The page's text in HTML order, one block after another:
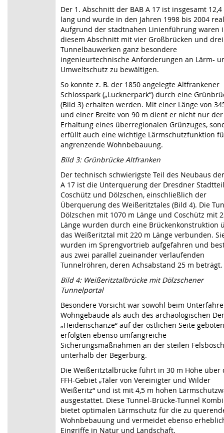
Der 1. Abschnitt der BAB A 17 ist insgesamt 12,4
lang und wurde in den Jahren 1998 bis 2004
Aufgrund der stadtnahen Linienführung waren
diesem Abschnitt mit vier Großbrücken und drei
Tunnelbauwerken ganz besondere
ingenieurtechnische Anforderungen an Lärm-
Umweltschutz zu bewältigen.
So konnte z. B. der 1850 angelegte Altfrankener
Schlosspark („Lucknerpark“) durch eine
(Bild 3) erhalten werden. Mit einer Länge von
und einer Breite von 90 m dient er nicht nur der
Erhaltung eines überregionalen Grünzuges,
erfüllt auch eine wichtige Lärmschutzfunktion
angrenzende Wohnbebauung.
Bild 3: Grünbrücke Altfranken
Der technisch schwierigste Teil des Neubaus
A 17 ist die Unterquerung der Dresdner
Coschütz und Dölzschen, einschließlich der
Überquerung des Weißeritztales (Bild 4). Die
Dölzschen mit 1070 m Länge und Coschütz mit
Länge wurden durch eine Brückenkonstruktion
das Weißeritztal mit 220 m Länge verbunden.
wurden im Sprengvortrieb aufgefahren und
aus zwei parallel zueinander verlaufenden
Tunnelröhren, deren Achsabstand 25 m beträgt.
Bild 4: Weißeritztalbrücke mit Dölzschener
Tunnelportal
Besondere Vorsicht war sowohl beim
Wohngebäude als auch des archäologischen
„Heidenschanze“ auf der östlichen Seite
erfolgten ebenso umfangreiche
Sicherungsmaßnahmen an der steilen
unterhalb der Begerburg.
Die Weißeritztalbrücke führt in 30 m Höhe über
FFH-Gebiet „Täler von Vereinigter und Wilder
Weißeritz“ und ist mit 4,5 m hohen
ausgestattet. Diese Tunnel-Brücke-Tunnel
bietet optimalen Lärmschutz für die zu
Wohnbebauung und vermeidet ebenso
Eingriffe in Natur und Landschaft.